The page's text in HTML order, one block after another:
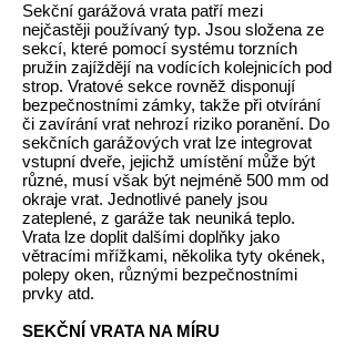
Sekční garážová vrata patří mezi
nejčastěji používaný typ. Jsou složena ze
sekcí, které pomocí systému torzních
pružin zajíždějí na vodících kolejnicích pod
strop. Vratové sekce rovněž disponují
bezpečnostními zámky, takže při otvírání
či zavírání vrat nehrozí riziko poranění. Do
sekčních garážových vrat lze integrovat
vstupní dveře, jejichž umístění může být
různé, musí však být nejméně 500 mm od
okraje vrat. Jednotlivé panely jsou
zateplené, z garáže tak neuniká teplo.
Vrata lze doplit dalšími doplňky jako
větracími mřížkami, několika tyty okének,
polepy oken, různými bezpečnostními
prvky atd.
SEKČNÍ VRATA NA MÍRU